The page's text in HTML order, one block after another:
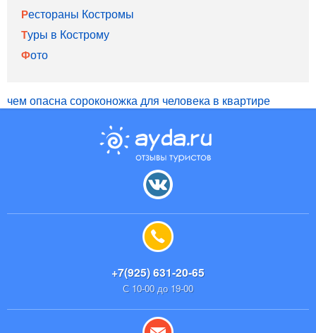
Рестораны Костромы
Туры в Кострому
Фото
чем опасна сороконожка для человека в квартире
+7(925) 631-20-65
С 10-00 до 19-00